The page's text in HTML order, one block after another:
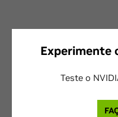
Experimente
Teste o